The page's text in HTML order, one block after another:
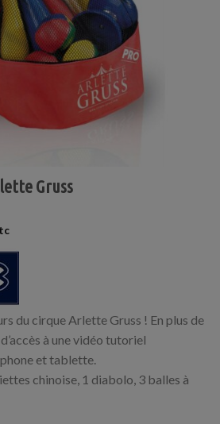
Gruss
du cirque Arlette Gruss ! En plus de
à une vidéo tutoriel
et tablette.
chinoise, 1 diabolo, 3 balles à